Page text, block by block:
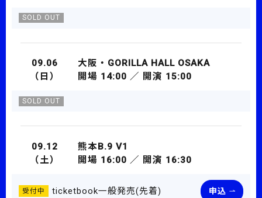
SOLD OUT
09.06
（日）
大阪・GORILLA HALL OSAKA
開場 14:00 ／ 開演 15:00
SOLD OUT
09.12
（土）
熊本B.9 V1
開場 16:00 ／ 開演 16:30
受付中 ticketbook一般発売(先着) 申込